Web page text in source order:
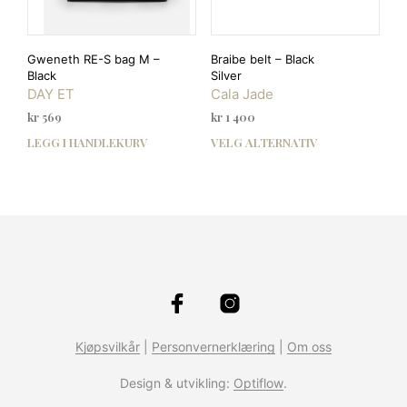
Gweneth RE-S bag M –
Black
DAY ET
kr 569
LEGG I HANDLEKURV
Braibe belt – Black
Silver
Cala Jade
kr1 400
VELG ALTERNATIV
Kjøpsvilkår Personvernerklæring Om oss
Design & utvikling: Optiflow.